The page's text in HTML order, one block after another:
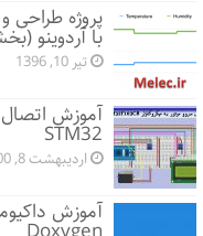
پروژه طراحی
با آردوینو
تیر 10, 1396
آموزش
STM32
اردیبهشت 8, 1400
آموزش